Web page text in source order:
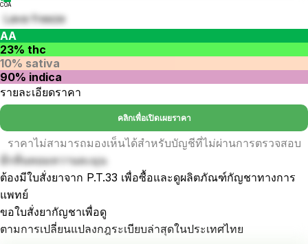
COA
Lava freeze
AA
23% thc
10% sativa
90% indica
รายละเอียดราคา
คลิกเพื่อเปิดเผยราคา
ราคาไม่สามารถมองเห็นได้สำหรับบัญชีที่ไม่ผ่านการตรวจสอบ
มีกลิ่นหอมหวานละมุน
ต้องมีใบสั่งยาจาก P.T.33 เพื่อซื้อและดูผลิตภัณฑ์กัญชาทางการ
แพทย์
ขอใบสั่งยากัญชาเพื่อดู
ตามการเปลี่ยนแปลงกฎระเบียบล่าสุดในประเทศไทย